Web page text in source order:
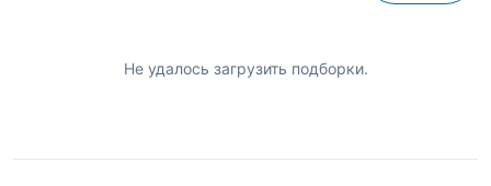
Не удалось загрузить подборки.